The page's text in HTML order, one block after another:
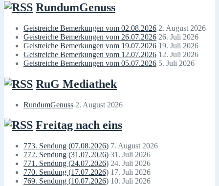
RundumGenuss
Geistreiche Bemerkungen vom 02.08.2026 2. August 2026
Geistreiche Bemerkungen vom 26.07.2026 26. Juli 2026
Geistreiche Bemerkungen vom 19.07.2026 19. Juli 2026
Geistreiche Bemerkungen vom 12.07.2026 12. Juli 2026
Geistreiche Bemerkungen vom 05.07.2026 5. Juli 2026
RuG Mediathek
RundumGenuss 2. August 2026
Freitag nach eins
773. Sendung (07.08.2026) 7. August 2026
772. Sendung (31.07.2026) 31. Juli 2026
771. Sendung (24.07.2026) 24. Juli 2026
770. Sendung (17.07.2026) 17. Juli 2026
769. Sendung (10.07.2026) 10. Juli 2026